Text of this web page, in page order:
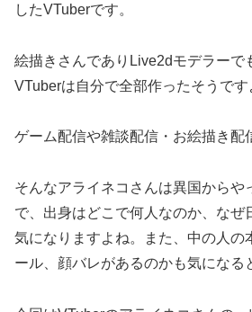
したVTuberです。
絵描きさんでありLive2dモデラーで
VTuberは自分で全部作ったそうです
ゲーム配信や雑談配信・お絵描き配
そんなアライネコさんは異国からや
で、出身はどこで何人なのか、なぜ
気になりますよね。また、中の人の
ール、顔バレがあるのかも気になる